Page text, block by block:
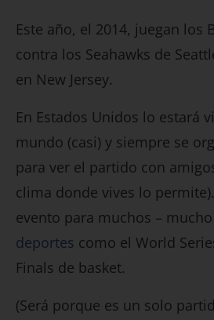
Este año, el 2014, juegan los
contra los Seahawks de
en New Jersey.
En Estados Unidos lo estará
mundo (casi) y siempre se
para ver el partido con
clima donde vives lo
evento para muchos –
deportes como el World
Finals de basket.
(Será porque es un solo